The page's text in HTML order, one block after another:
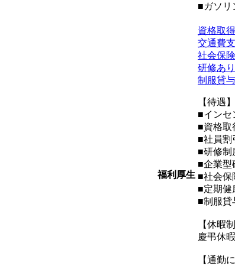
■ガソリ
福利厚生
資格取
交通費
社会保
研修あり
制服貸与
【待遇】
■インセ
■資格取
■社員割
■研修制
■企業型
■社会保
■定期健
■制服貸
【休暇
慶弔休暇
【通勤